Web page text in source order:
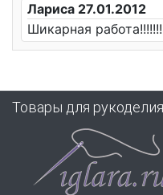
Лариса 27.01.2012
Шикарная работа!!!!!!!
Товары для рукоделия